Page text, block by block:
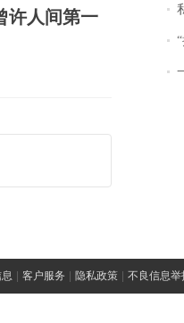
许人间第一
“
客户服务 隐私政策 不良信息